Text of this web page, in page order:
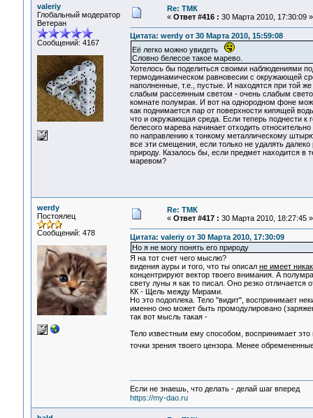
valeriy
Глобальный модератор
Ветеран
Сообщений: 4167
Re: ТМК
« Ответ #416 : 30 Марта 2010, 17:30:09 »
Цитата: werdy от 30 Марта 2010, 15:59:08
Её легко можно увидеть
Словно белесое такое марево.
Хотелось бы поделиться своими наблюдениями
термодинамическом равновесии с окружающей
наполненные, т.е., пустые. И находятся при той
слабым рассеянным светом - очень слабым
комнате полумрак. И вот на однородном фоне
как поднимается пар от поверхности кипящей
что и окружающая среда. Если теперь поднести к
белесого марева начинает отходить
по направлению к тонкому металлическому
все эти смещения, если только не удалять
природу. Казалось бы, если предмет находится в
маревом?
werdy
Постоялец
Сообщений: 478
Re: ТМК
« Ответ #417 : 30 Марта 2010, 18:27:45 »
Цитата: valeriy от 30 Марта 2010, 17:30:09
Но я не могу понять его природу
Я на тот счет чего мыслю?
видения ауры и того, что ты описал не имеет
концентрируют вектор твоего внимания. А
свету луны я как то писал. Оно резко
КК - Щель между Мирами.
Но это подоплека. Тело "видит", воспринимает
именно оно может быть промодулировано
так вот мысль такая -
Тело известным ему способом, воспринимает
точки зрения твоего цензора. Менее
Если не знаешь, что делать - делай шаг вперед
https://my-dao.ru